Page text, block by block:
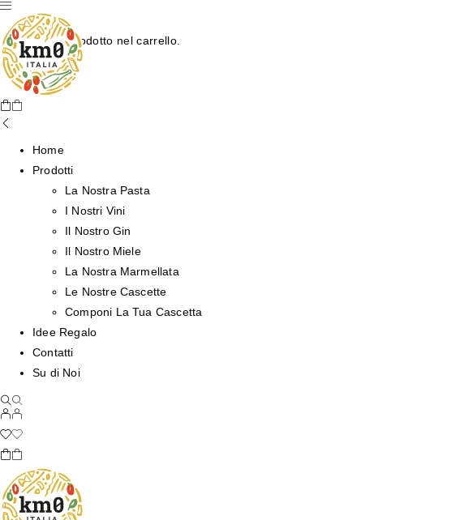
Nessun prodotto nel carrello.
Home
Prodotti
La Nostra Pasta
I Nostri Vini
Il Nostro Gin
Il Nostro Miele
La Nostra Marmellata
Le Nostre Cascette
Componi La Tua Cascetta
Idee Regalo
Contatti
Su di Noi